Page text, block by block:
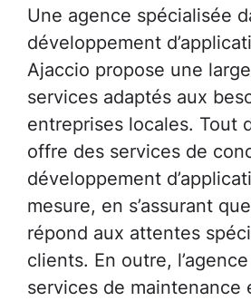
Une agence spécialisée
développement
Ajaccio propose une
services adaptés aux
entreprises locales. Tout
offre des services de
développement
mesure, en s’assurant
répond aux attentes
clients. En outre,
services de maintenance